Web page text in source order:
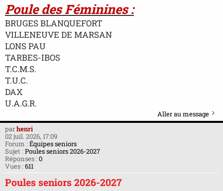
Poule des Féminines :
BRUGES BLANQUEFORT
VILLENEUVE DE MARSAN
LONS PAU
TARBES-IBOS
T.C.M.S.
T.U.C.
DAX
U.A.G.R.
Aller au message
parhenri
02 juil. 2026, 17:09
Forum : Équipes seniors
Sujet : Poules seniors 2026-2027
Réponses : 0
Vues : 611
Poules seniors 2026-2027